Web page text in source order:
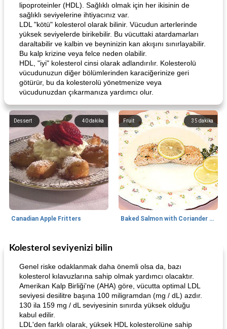
lipoproteinler (HDL). Sağlıklı olmak için her ikisinin de
sağlıklı seviyelerine ihtiyacınız var.
LDL "kötü" kolesterol olarak bilinir. Vücudun arterlerinde
yüksek seviyelerde birikebilir. Bu vücuttaki atardamarları
daraltabilir ve kalbin ve beyninizin kan akışını sınırlayabilir.
Bu kalp krizine veya felce neden olabilir.
HDL, "iyi" kolesterol cinsi olarak adlandırılır. Kolesterolü
vücudunuzun diğer bölümlerinden karaciğerinize geri
götürür, bu da kolesterolü yönetmenize veya
vücudunuzdan çıkarmanıza yardımcı olur.
40dakika
Dessert
Canadian Apple Fritters
35 dakika
Fruit
Baked Salmon with Coriander and Thyme
65dakika
Boneless Chicken Recipes
Kolesterol seviyenizi bilin
Genel riske odaklanmak daha önemli olsa da, bazı
kolesterol kılavuzlarına sahip olmak yardımcı olacaktır.
Amerikan Kalp Birliği'ne (AHA) göre, vücutta optimal LDL
seviyesi desilitre başına 100 miligramdan (mg / dL) azdır.
130 ila 159 mg / dL seviyesinin sınırda yüksek olduğu
kabul edilir.
LDL'den farklı olarak, yüksek HDL kolesterolüne sahip